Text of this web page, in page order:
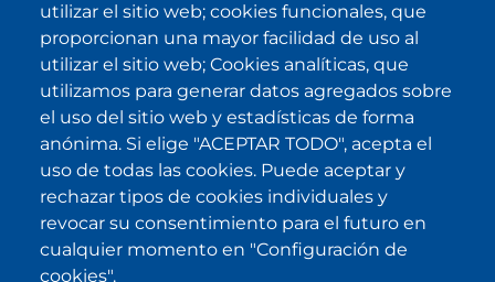
He sido informado/a sobre política
de privacidad
y la acepto.
IKI en otras latitudes
. . . .
utilizar el sitio web; cookies funcionales, que
proporcionan una mayor facilidad de uso al
utilizar el sitio web; Cookies analíticas, que
utilizamos para generar datos agregados sobre
el uso del sitio web y estadísticas de forma
anónima. Si elige "ACEPTAR TODO", acepta el
uso de todas las cookies. Puede aceptar y
rechazar tipos de cookies individuales y
revocar su consentimiento para el futuro en
cualquier momento en "Configuración de
cookies".